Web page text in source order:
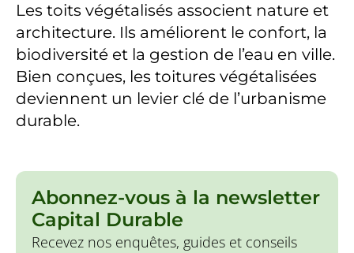
Les toits végétalisés associent nature et
architecture. Ils améliorent le confort, la
biodiversité et la gestion de l’eau en ville.
Bien conçues, les toitures végétalisées
deviennent un levier clé de l’urbanisme
durable.
Abonnez-vous à la newsletter
Capital Durable
Recevez nos enquêtes, guides et conseils